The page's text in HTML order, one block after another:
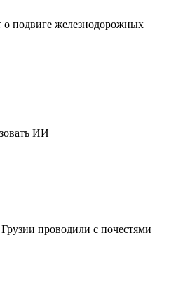
подвиге железнодорожных
ИИ
проводили с почестями